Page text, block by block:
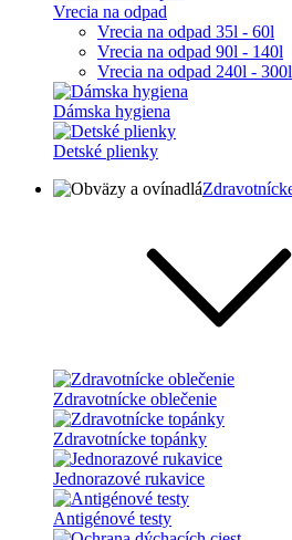
Vrecia na odpad
Vrecia na odpad 35l - 60l
Vrecia na odpad 90l - 140l
Vrecia na odpad 240l - 300l
Dámska hygiena
Detské plienky
Zdravotnícke oblečenie
Zdravotnícke topánky
Jednorazové rukavice
Antigénové testy